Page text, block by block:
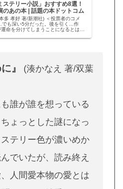
ステリー小説」おすすめ8選！
のあの本 | 話題の本ドットコム
多 孝好 著/新潮社) ＜投票者のコメ
も深い5分だった。後を引く…作
命を分けてしまうことになるとは…
』
(湊かなえ 著/双葉
誰が誰を想っている
ょっとした謎になっ
テリー色が濃いめか
でいたが、読み終え
人間愛本物の愛とは